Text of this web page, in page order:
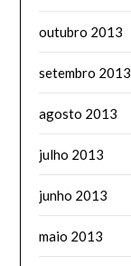
outubro 2013
setembro 2013
agosto 2013
julho 2013
junho 2013
maio 2013